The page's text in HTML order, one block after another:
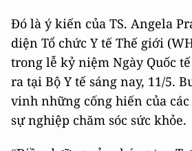
Đó là ý kiến của TS. Angela
diện Tổ chức Y tế Thế giới
trong lễ kỷ niệm Ngày Quốc
ra tại Bộ Y tế sáng nay, 11/5.
vinh những cống hiến của
sự nghiệp chăm sóc sức khỏe.